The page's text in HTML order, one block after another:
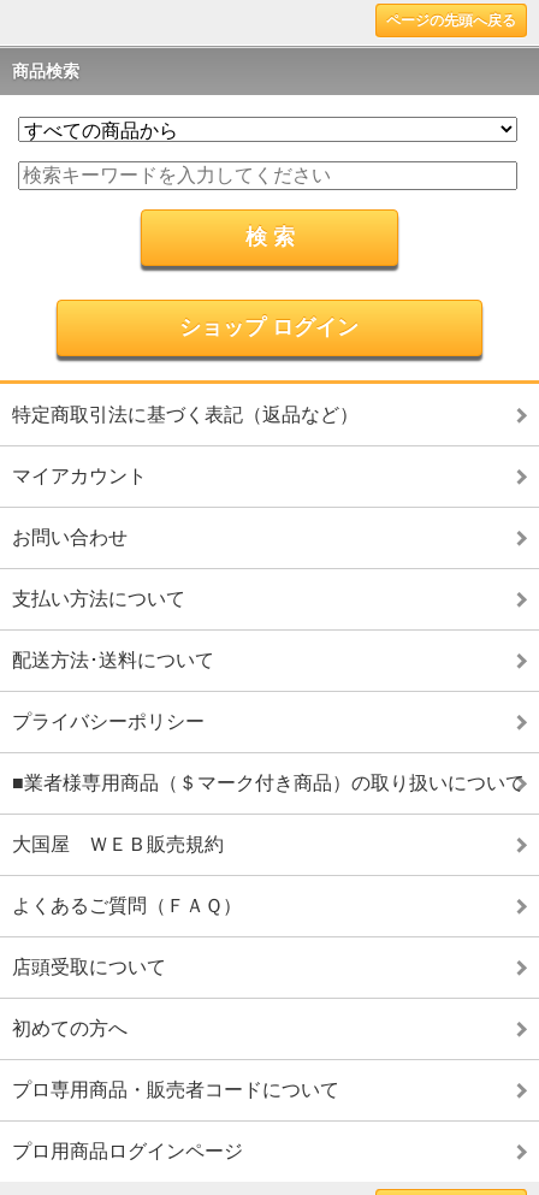
ページの先頭へ戻る
商品検索
ショップ ログイン
特定商取引法に基づく表記（返品など）
マイアカウント
お問い合わせ
支払い方法について
配送方法･送料について
プライバシーポリシー
■業者様専用商品（＄マーク付き商品）の取り扱いについて
大国屋 ＷＥＢ販売規約
よくあるご質問（ＦＡＱ）
店頭受取について
初めての方へ
プロ専用商品・販売者コードについて
プロ用商品ログインページ